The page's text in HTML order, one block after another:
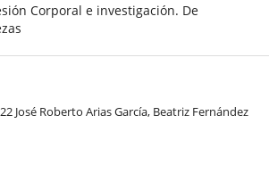
Corporal e investigación. De
José Roberto Arias García, Beatriz Fernández